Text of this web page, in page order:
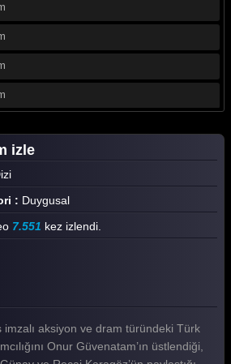
izle
: Duygusal
7.551 kez izlendi.
imzalı aksiyon ve dram türündeki Türk
Onur Güvenatam’ın üstlendiği,